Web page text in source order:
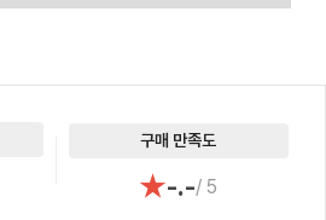
구매 만족도
★-.-/ 5